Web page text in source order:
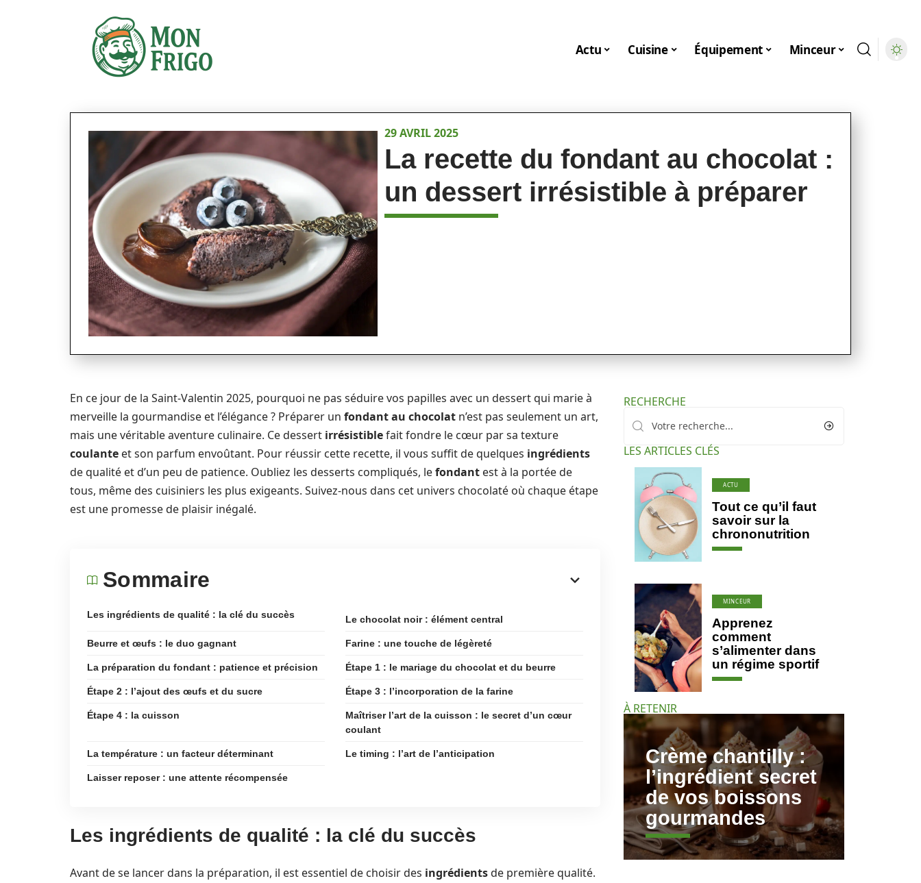
Actu Cuisine Équipement Minceur
29 AVRIL 2025
La recette du fondant au chocolat :
un dessert irrésistible à préparer
En ce jour de la Saint-Valentin 2025, pourquoi ne pas séduire vos papilles avec un dessert qui marie à
merveille la gourmandise et l’élégance ? Préparer un fondant au chocolat n’est pas seulement un art,
mais une véritable aventure culinaire. Ce dessert irrésistiblefait fondre le cœur par sa texture
coulante et son parfum envoûtant. Pour réussir cette recette, il vous suffit de quelques ingrédients
de qualité et d’un peu de patience. Oubliez les desserts compliqués, lefondant est à la portée de
tous, même des cuisiniers les plus exigeants. Suivez-nous dans cet univers chocolaté où chaque étape
est une promesse de plaisir inégalé.
Sommaire
Les ingrédients de qualité : la clé du succès Le chocolat noir : élément central
Beurre et œufs : le duo gagnant Farine : une touche de légèreté
La préparation du fondant : patience et précision Étape 1 : le mariage du chocolat et du beurre
Étape 2 : l’ajout des œufs et du sucre Étape 3 : l’incorporation de la farine
Étape 4 : la cuisson
Maîtriser l’art de la cuisson : le secret d’un cœur
coulant
La température : un facteur déterminant Le timing : l’art de l’anticipation
Laisser reposer : une attente récompensée
Les ingrédients de qualité : la clé du succès
Avant de se lancer dans la préparation, il est essentiel de choisir des ingrédientsde première qualité.
RECHERCHE
LES ARTICLES CLÉS
ACTU
Tout ce qu’il faut
savoir sur la
chrononutrition
MINCEUR
Apprenez
comment
s’alimenter dans
un régime sportif
À RETENIR
Crème chantilly :
l’ingrédient secret
de vos boissons
gourmandes